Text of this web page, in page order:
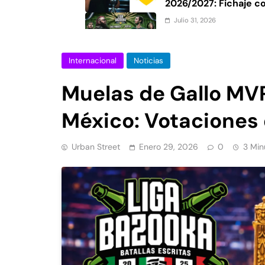
2026/2027: Fichaje
Roosters
Julio 31, 2026
fecha y boletos
Dalia Castella gana
2026: Resultados
Internacional Noticias
Muelas de Gallo
México:
Urban Street Enero 29, 2026 0 3